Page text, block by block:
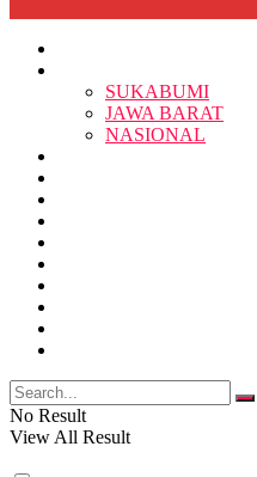
SUKABUMI
PENDIDIKAN
SUKABUMI
JAWA BARAT
NASIONAL
No Result
View All Result